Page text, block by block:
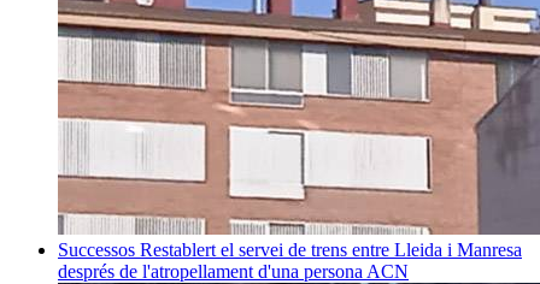
Successos Restablert el servei de trens entre Lleida i Manresa
després de l'atropellament d'una persona ACN